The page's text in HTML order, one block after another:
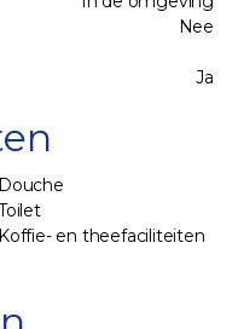
Nee
Ja
Douche
Koffie- en theefaciliteiten